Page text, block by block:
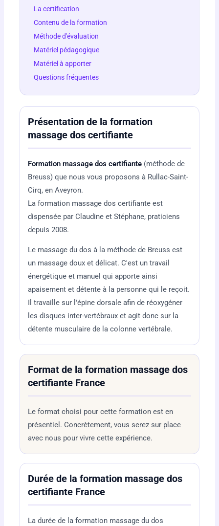
La certification
Contenu de la formation
Méthode d'évaluation
Matériel pédagogique
Matériel à apporter
Questions fréquentes
Présentation de la formation
massage dos certifiante
Formation massage dos certifiante (méthode de
Breuss) que nous vous proposons à Rullac-Saint-
Cirq, en Aveyron.
La formation massage dos certifiante est
dispensée par Claudine et Stéphane, praticiens
depuis 2008.
Le massage du dos à la méthode de Breuss est
un massage doux et délicat. C'est un travail
énergétique et manuel qui apporte ainsi
apaisement et détente à la personne qui le reçoit.
Il travaille sur l'épine dorsale afin de réoxygéner
les disques inter-vertébraux et agit donc sur la
détente musculaire de la colonne vertébrale.
Format de la formation massage dos
certifiante France
Le format choisi pour cette formation est en
présentiel. Concrètement, vous serez sur place
avec nous pour vivre cette expérience.
Durée de la formation massage dos
certifiante France
La durée de la formation massage du dos